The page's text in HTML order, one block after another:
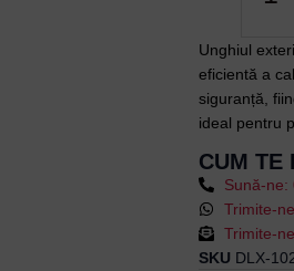
Canal
Cablu
102x50mm
-
102-
02
quantity
Unghiul
eficientă a
siguranță,
ideal pentru
CUM TE
Sună-ne:
Trimite-
Trimite-
SKU DLX-